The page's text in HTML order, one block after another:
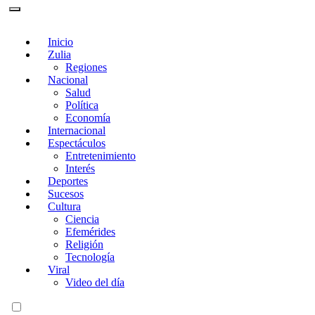
Inicio
Zulia
Regiones
Nacional
Salud
Política
Economía
Internacional
Espectáculos
Entretenimiento
Interés
Deportes
Sucesos
Cultura
Ciencia
Efemérides
Religión
Tecnología
Viral
Video del día